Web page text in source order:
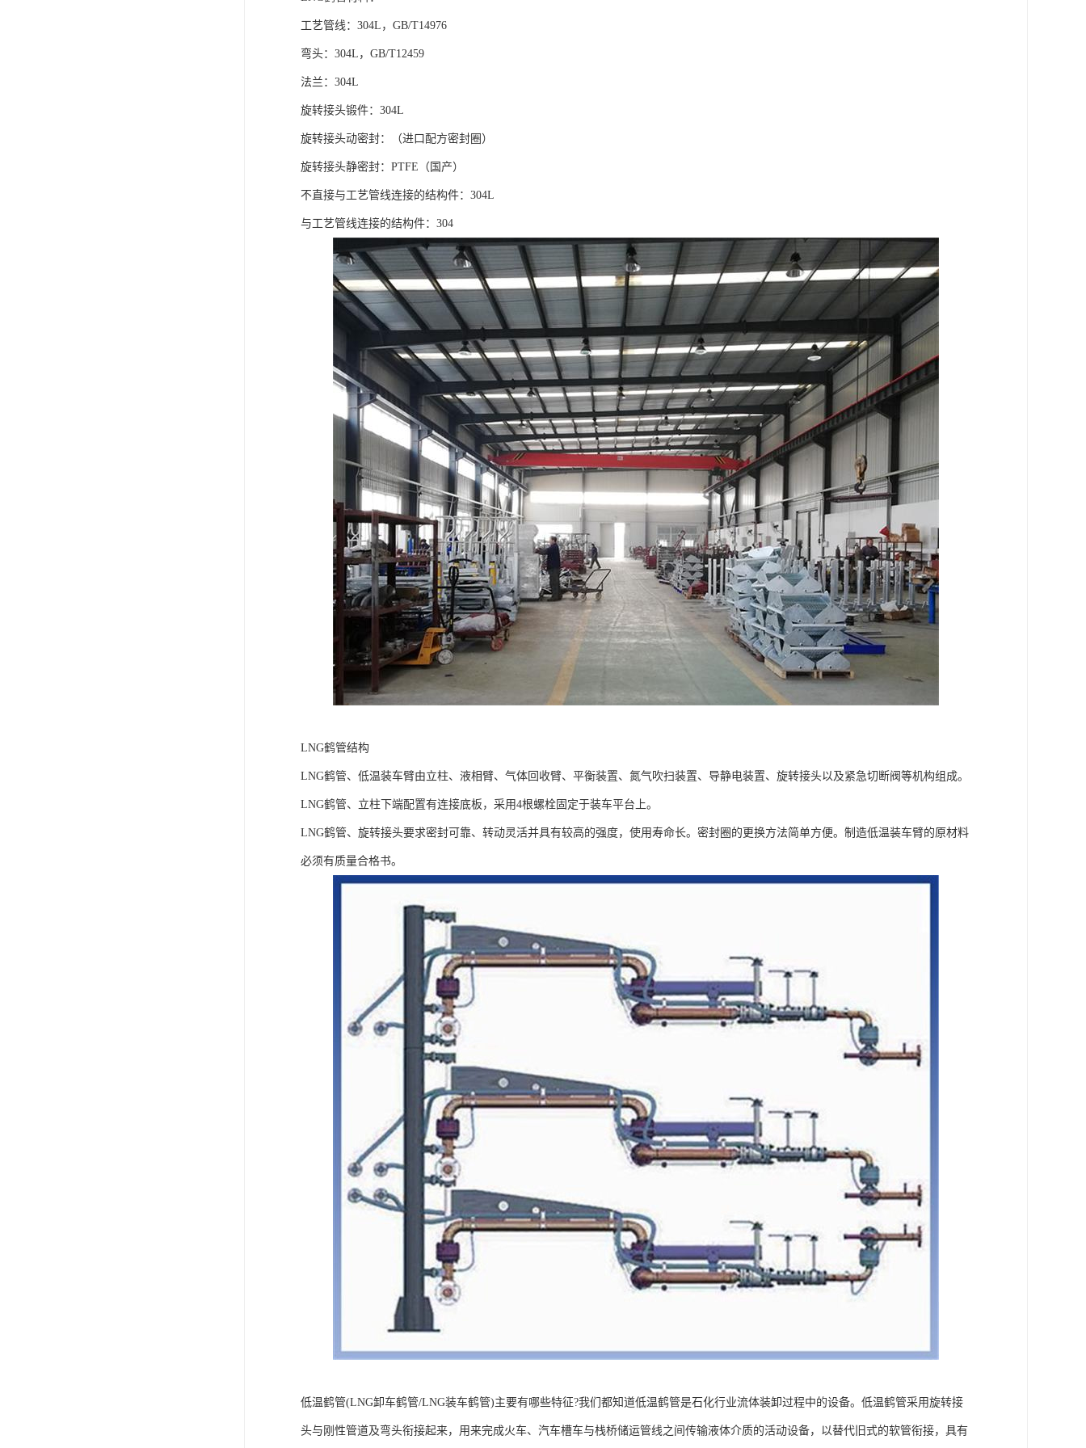
工艺管线：304L，GB/T14976
弯头：304L，GB/T12459
法兰：304L
旋转接头锻件：304L
旋转接头动密封：（进口配方密封圈）
旋转接头静密封：PTFE（国产）
不直接与工艺管线连接的结构件：304L
与工艺管线连接的结构件：304
LNG鹤管结构
LNG鹤管、低温装车臂由立柱、液相臂、气体回收臂、平衡装置、氮气吹扫装置、导静电装置、旋转接头以及紧急切断阀等机构组成。
LNG鹤管、立柱下端配置有连接底板，采用4根螺栓固定于装车平台上。
LNG鹤管、旋转接头要求密封可靠、转动灵活并具有较高的强度，使用寿命长。密封圈的更换方法简单方便。制造低温装车臂的原材料
必须有质量合格书。
低温鹤管(LNG卸车鹤管/LNG装车鹤管)主要有哪些特征?我们都知道低温鹤管是石化行业流体装卸过程中的设备。低温鹤管采用旋转接
头与刚性管道及弯头衔接起来，用来完成火车、汽车槽车与栈桥储运管线之间传输液体介质的活动设备，以替代旧式的软管衔接，具有